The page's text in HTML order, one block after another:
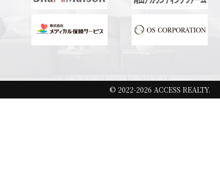
© 2022-2026 ACCESS REALTY.